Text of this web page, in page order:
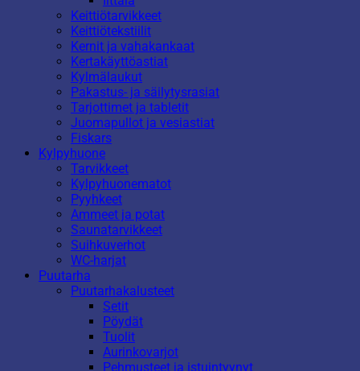
Keittiötarvikkeet
Keittiötekstiilit
Kernit ja vahakankaat
Kertakäyttöastiat
Kylmälaukut
Pakastus- ja säilytysrasiat
Tarjottimet ja tabletit
Juomapullot ja vesiastiat
Fiskars
Kylpyhuone
Tarvikkeet
Kylpyhuonematot
Pyyhkeet
Ammeet ja potat
Saunatarvikkeet
Suihkuverhot
WC-harjat
Puutarha
Puutarhakalusteet
Setit
Pöydät
Tuolit
Aurinkovarjot
Pehmusteet ja istuintyynyt